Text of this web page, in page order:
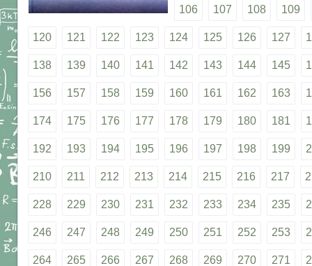
106 107 108 109
120 121 122 123 124 125 126 127
138 139 140 141 142 143 144 145
156 157 158 159 160 161 162 163
174 175 176 177 178 179 180 181
192 193 194 195 196 197 198 199
210 211 212 213 214 215 216 217
228 229 230 231 232 233 234 235
246 247 248 249 250 251 252 253
264 265 266 267 268 269 270 271